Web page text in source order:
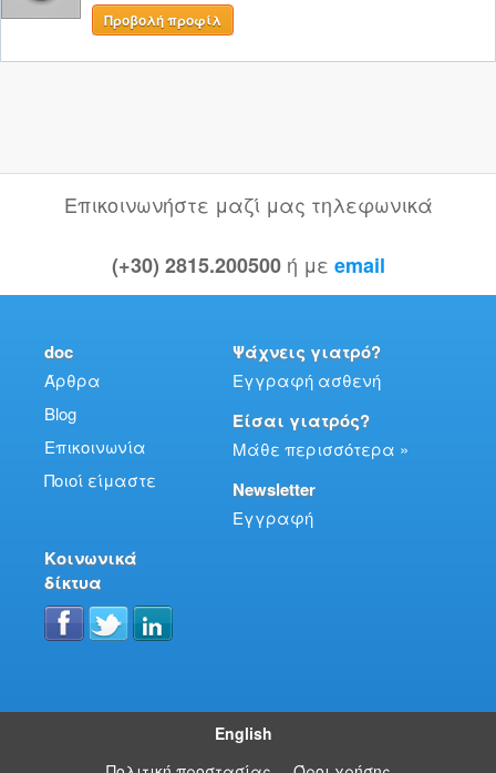
Προβολή προφίλ
Επικοινωνήστε μαζί μας τηλεφωνικά
(+30) 2815.200500 ή με email
doc
Άρθρα
Blog
Επικοινωνία
Ποιοί είμαστε
Ψάχνεις γιατρό?
Εγγραφή ασθενή
Είσαι γιατρός?
Μάθε περισσότερα »
Newsletter
Εγγραφή
Κοινωνικά
δίκτυα
English